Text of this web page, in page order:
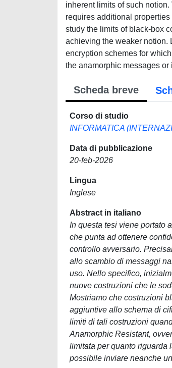
inherent limits of such
requires additional
study the limits of black-box
achieving the weaker notion.
encryption schemes for
the anamorphic messages
Scheda breve
Corso di studio
INFORMATICA
Data di pubblicazione
20-feb-2026
Lingua
Inglese
Abstract in italiano
In questa tesi viene portato
che punta ad ottenere
controllo avversario.
allo scambio di messaggi
uso. Nello specifico,
nuove costruzioni che le
Mostriamo che costruzioni
aggiuntive allo schema di
limiti di tali costruzioni
Anamorphic Resistant,
limitata per quanto riguarda
possibile inviare neanche